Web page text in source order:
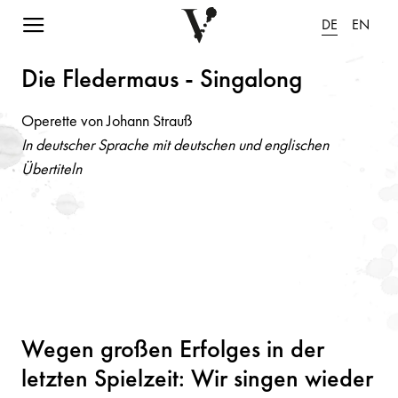
Navigation einblenden DE EN
Wegen großen Erfolges in der
letzten Spielzeit: Wir singen wieder
Die Fledermaus - Singalong
Operette von Johann Strauß
In deutscher Sprache mit deutschen und englischen
Übertiteln